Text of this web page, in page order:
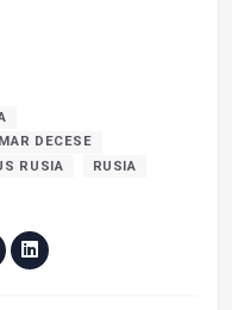
DECESE
RUSIA
RUSIA